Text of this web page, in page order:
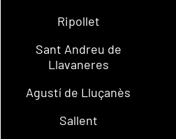
Ripollet
Sant Andreu de
Llavaneres
Agustí de Lluçanès
Sallent